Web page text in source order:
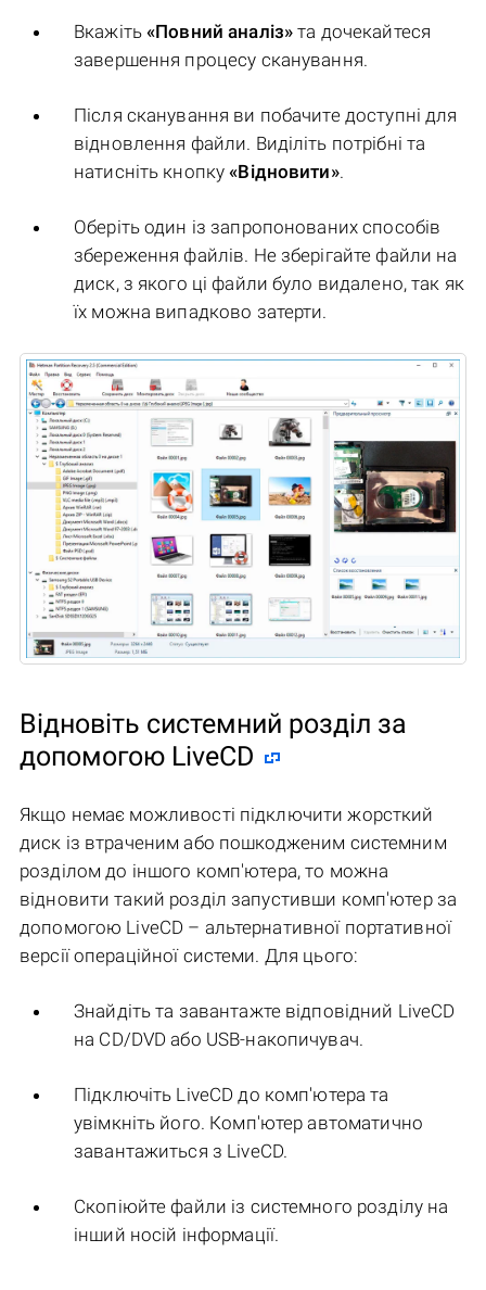
Вкажіть«Повний аналіз» та дочекайтеся
завершення процесу сканування.
Після сканування ви побачите доступні для
відновлення файли. Виділіть потрібні та
натисніть кнопку«Відновити».
Оберіть один із запропонованих способів
збереження файлів. Не зберігайте файли на
диск, з якого ці файли було видалено, так як
їх можна випадково затерти.
Відновіть системний розділ за
допомогою LiveCD
Якщо немає можливості підключити жорсткий
диск із втраченим або пошкодженим системним
розділом до іншого комп'ютера, то можна
відновити такий розділ запустивши комп'ютер за
допомогою LiveCD – альтернативної портативної
версії операційної системи. Для цього:
Знайдіть та завантажте відповідний LiveCD
на CD/DVD або USB-накопичувач.
Підключіть LiveCD до комп'ютера та
увімкніть його. Комп'ютер автоматично
завантажиться з LiveCD.
Скопіюйте файли із системного розділу на
інший носій інформації.